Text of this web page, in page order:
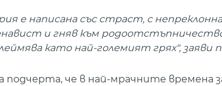
е написана със страст, с
и гняв към
като най-големият грях",
подчерта, че в най-мрачните времена